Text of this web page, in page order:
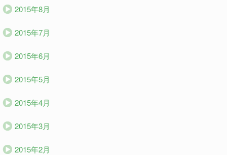
2015年8月
2015年7月
2015年6月
2015年5月
2015年4月
2015年3月
2015年2月